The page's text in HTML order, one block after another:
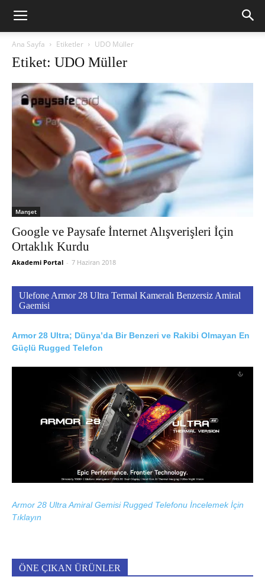
Ana Sayfa Etiketler UDO Müller
Etiket: UDO Müller
Manşet
Google ve Paysafe İnternet Alışverişleri İçin
Ortaklık Kurdu
Akademi Portal - 7 Haziran 2018
Ulefone Armor 28 Ultra Termal Kameralı Benzersiz Amiral
Gaemisi
Armor 28 Ultra; Dünya’da Bir Benzeri ve Rakibi Olmayan En
Güçlü Rugged Telefon
Armor 28 Ultra Amiral Gemisi Rugged Telefonu İncelemek İçin
Tıklayın
ÖNE ÇIKAN ÜRÜNLER